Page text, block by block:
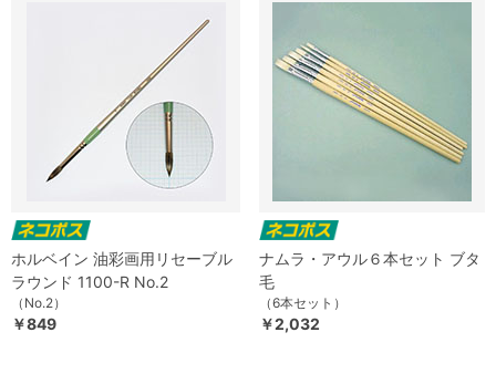
ホルベイン 油彩画用リセーブル
ラウンド 1100-R No.2
（No.2）
￥849
ナムラ・アウル６本セット ブタ
毛
（6本セット）
￥2,032